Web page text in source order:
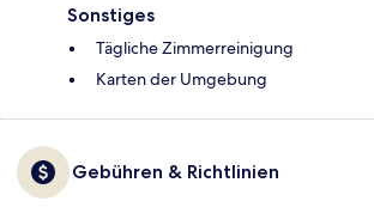
Sonstiges
Tägliche Zimmerreinigung
Karten der Umgebung
Gebühren & Richtlinien